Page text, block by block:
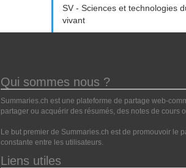
SV - Sciences et technologies
vivant
Qui sommes nous ?
Summaries.ch est une plateforme de partage web-
partager ou acquérir des résumés, des notes de cours
Le but premier de Summaries.ch est de promouvoir le
constante entre les utilisateurs.
Liens utiles